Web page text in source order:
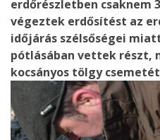
erdőrészletben csaknem
végeztek erdősítést az
időjárás szélsőségei
pótlásában vettek részt,
kocsányos tölgy